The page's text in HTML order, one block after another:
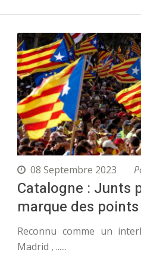
08 Septembre 2023
Catalogne : Junts
marque des points
Reconnu comme un
Madrid , ......